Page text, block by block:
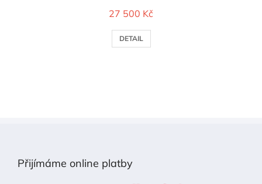
27 500 Kč
DETAIL
Přijímáme online platby